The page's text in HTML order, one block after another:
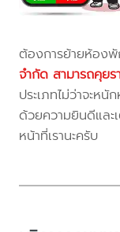
ต้องการย้ายห้อง
จำกัด สามารถคุยร
ประเภทไม่ว่าจะหนั
ด้วยความยินดีและ
หน้าที่เรานะครับ